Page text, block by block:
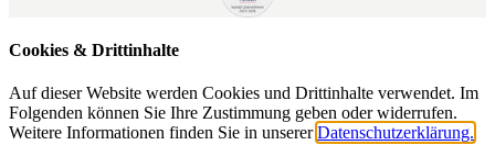
Cookies & Drittinhalte
Auf dieser Website werden Cookies und Drittinhalte verwendet. Im
Folgenden können Sie Ihre Zustimmung geben oder widerrufen.
Weitere Informationen finden Sie in unsererDatenschutzerklärung.